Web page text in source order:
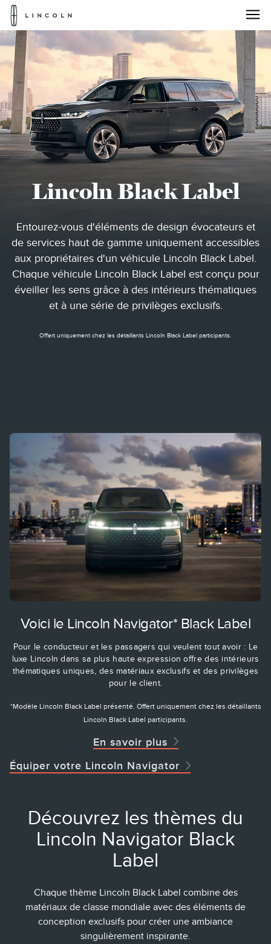
Passez au contenu
la
d'accueil
Lincoln
Lincoln Black Label
Entourez-vous d'éléments de design évocateurs et
de services haut de gamme uniquement accessibles
aux propriétaires d'un véhicule Lincoln Black Label.
Chaque véhicule Lincoln Black Label est conçu pour
éveiller les sens grâce à des intérieurs thématiques
et à une série de privilèges exclusifs.
Offert uniquement chez les détaillants Lincoln Black Label participants.
Voici le Lincoln Navigator* Black Label
Pour le conducteur et les passagers qui veulent tout avoir : Le
luxe Lincoln dans sa plus haute expression offre des intérieurs
thématiques uniques, des matériaux exclusifs et des privilèges
pour le client.
*Modèle Lincoln Black Label présenté. Offert uniquement chez les détaillants
Lincoln Black Label participants.
En savoir plus
Équiper votre Lincoln Navigator
Découvrez les thèmes du
Lincoln Navigator Black
Label
Chaque thème Lincoln Black Label combine des
matériaux de classe mondiale avec des éléments de
conception exclusifs pour créer une ambiance
singulièrement inspirante.